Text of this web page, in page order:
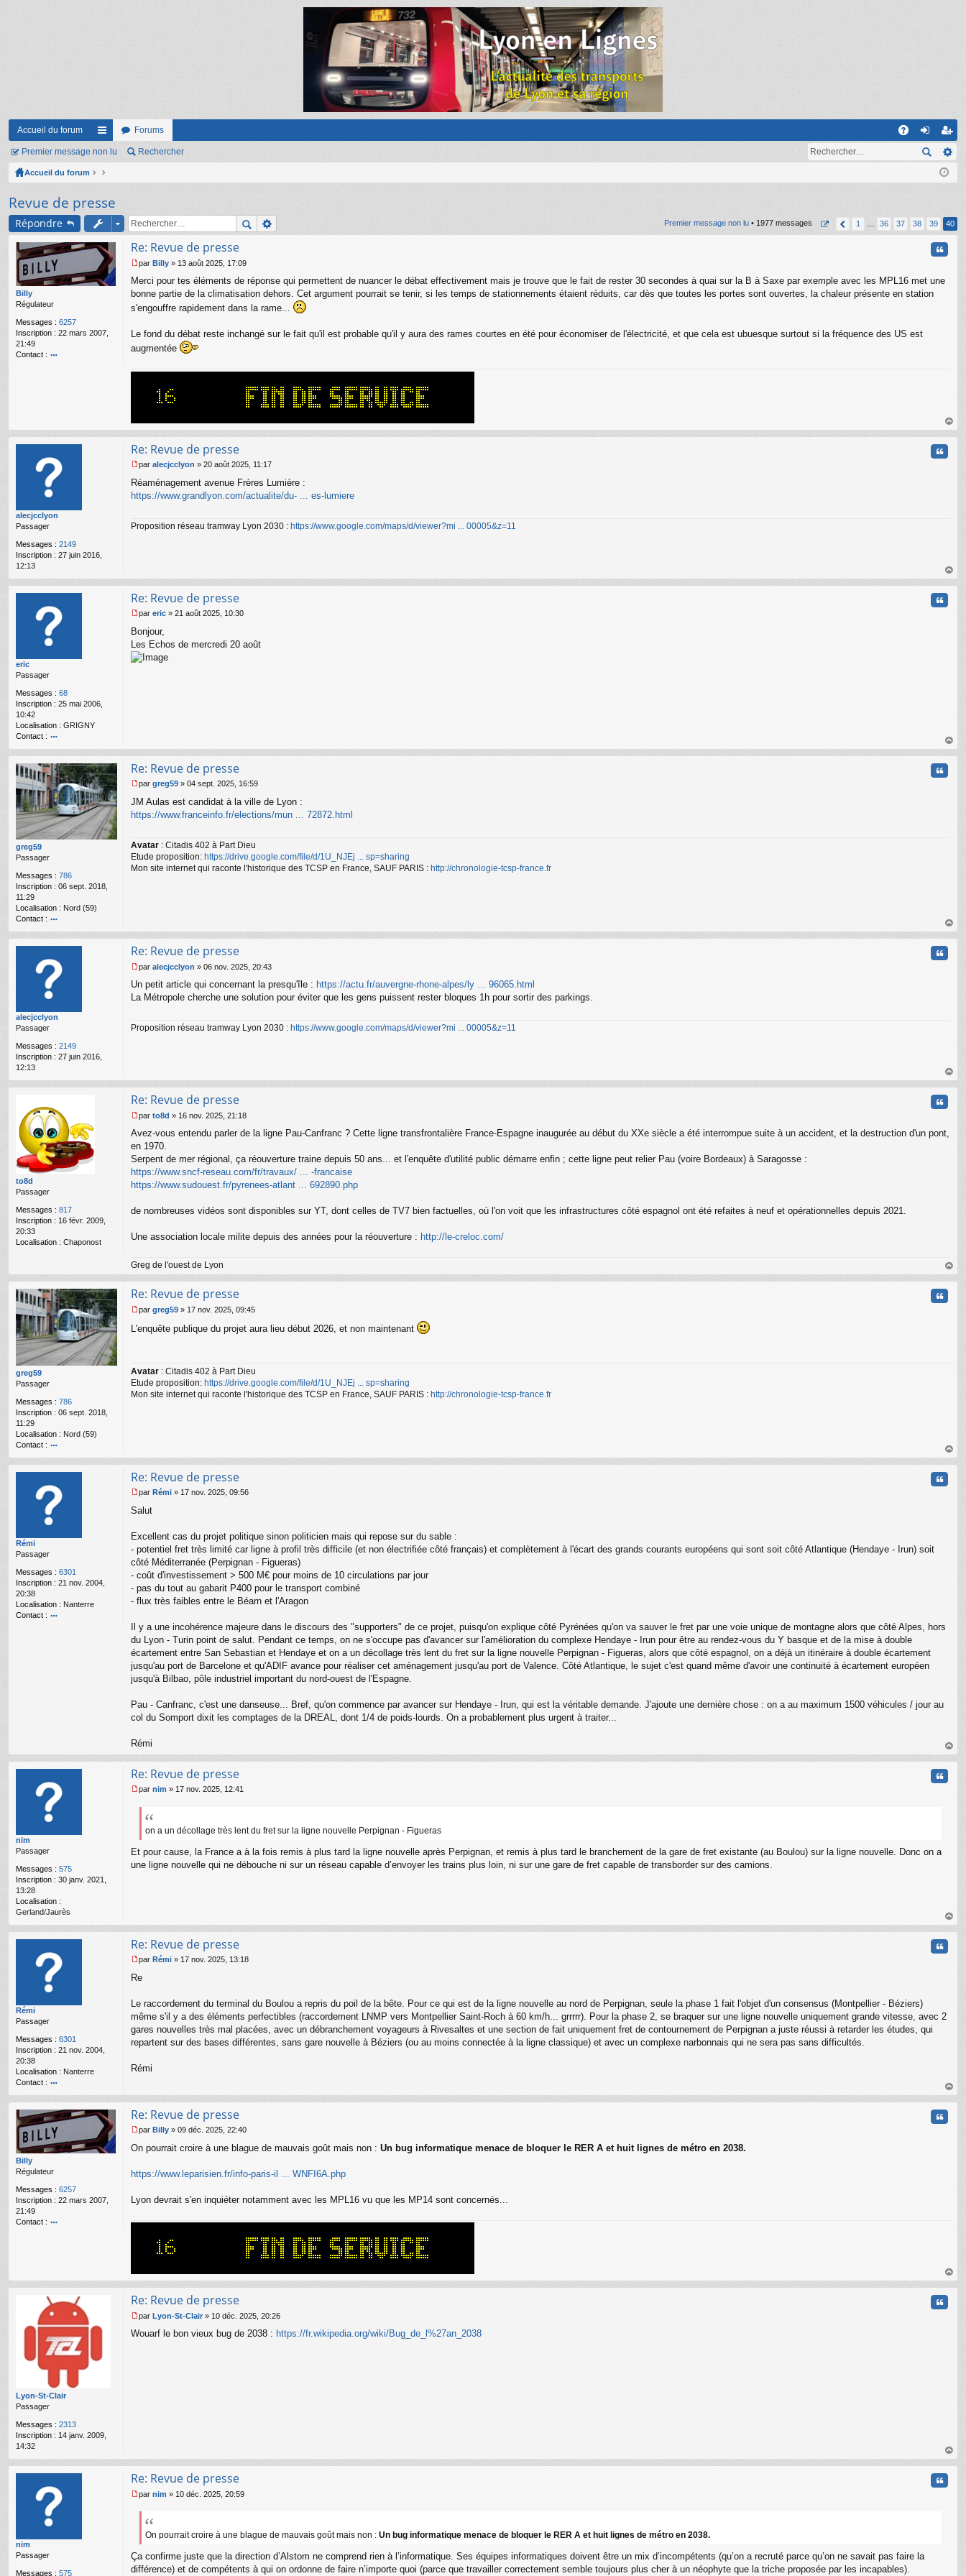
Accueil du forum
ac
co
ci
s
Forums
on
on
ns
cri
on
Premier message non lu Rechercher
Accueil du forum
Revue de presse
Répondre Premier message non lu • 1977 messages 1 36 37 38 39 40
Billy
Régulateur
Messages : 6257
Inscription : 22 mars 2007,
21:49
Contact :
lly
Re: Revue de presse
e
s
a
e
n
par Billy » 13 août 2025, 17:09
Merci pour tes éléments de réponse qui permettent de nuancer le débat effectivement mais je trouve que le fait de rester 30 secondes à quai sur la B à Saxe par exemple avec les MPL16 met une
bonne partie de la climatisation dehors. Cet argument pourrait se tenir, si les temps de stationnements étaient réduits, car dès que toutes les portes sont ouvertes, la chaleur présente en station
s'engouffre rapidement dans la rame...
Le fond du débat reste inchangé sur le fait qu'il est probable qu'il y aura des rames courtes en été pour économiser de l'électricité, et que cela est ubuesque surtout si la fréquence des US est
augmentée
au
alecjcclyon
Passager
Messages : 2149
Inscription : 27 juin 2016,
12:13
Re: Revue de presse
e
s
g
l
par alecjcclyon » 20 août 2025, 11:17
Réaménagement avenue Frères Lumière :
https://www.grandlyon.com/actualite/du- ... es-lumiere
Proposition réseau tramway Lyon 2030 : https://www.google.com/maps/d/viewer?mi ... 00005&z=11
au
eric
Passager
Messages : 68
Inscription : 25 mai 2006,
10:42
Localisation : GRIGNY
Contact :
o
nt
ac
te
r
er
ic
Re: Revue de presse
e
s
s
a
par eric » 21 août 2025, 10:30
Bonjour,
Les Echos de mercredi 20 août
au
greg59
Passager
Messages : 786
Inscription : 06 sept. 2018,
11:29
Localisation : Nord (59)
Contact :
o
nt
te
r
gr
e
59
Re: Revue de presse
e
s
g
e
n
par greg59 » 04 sept. 2025, 16:59
JM Aulas est candidat à la ville de Lyon :
https://www.franceinfo.fr/elections/mun ... 72872.html
Avatar : Citadis 402 à Part Dieu
Etude proposition: https://drive.google.com/file/d/1U_NJEj ... sp=sharing
Mon site internet qui raconte l'historique des TCSP en France, SAUF PARIS : http://chronologie-tcsp-france.fr
au
alecjcclyon
Passager
Messages : 2149
Inscription : 27 juin 2016,
12:13
Re: Revue de presse
e
s
g
l
par alecjcclyon » 06 nov. 2025, 20:43
Un petit article qui concernant la presqu'île : https://actu.fr/auvergne-rhone-alpes/ly ... 96065.html
La Métropole cherche une solution pour éviter que les gens puissent rester bloques 1h pour sortir des parkings.
Proposition réseau tramway Lyon 2030 : https://www.google.com/maps/d/viewer?mi ... 00005&z=11
au
to8d
Passager
Messages : 817
Inscription : 16 févr. 2009,
20:33
Localisation : Chaponost
Re: Revue de presse
e
s
s
g
e
o
u
par to8d » 16 nov. 2025, 21:18
Avez-vous entendu parler de la ligne Pau-Canfranc ? Cette ligne transfrontalière France-Espagne inaugurée au début du XXe siècle a été interrompue suite à un accident, et la destruction d'un pont,
en 1970.
Serpent de mer régional, ça réouverture traine depuis 50 ans... et l'enquête d'utilité public démarre enfin ; cette ligne peut relier Pau (voire Bordeaux) à Saragosse :
https://www.sncf-reseau.com/fr/travaux/ ... -francaise
https://www.sudouest.fr/pyrenees-atlant ... 692890.php
de nombreuses vidéos sont disponibles sur YT, dont celles de TV7 bien factuelles, où l'on voit que les infrastructures côté espagnol ont été refaites à neuf et opérationnelles depuis 2021.
Une association locale milite depuis des années pour la réouverture : http://le-creloc.com/
Greg de l'ouest de Lyon
au
greg59
Passager
Messages : 786
Inscription : 06 sept. 2018,
11:29
Localisation : Nord (59)
Contact :
o
nt
te
r
gr
e
Re: Revue de presse
e
g
e
n
par greg59 » 17 nov. 2025, 09:45
L'enquête publique du projet aura lieu début 2026, et non maintenant
Avatar : Citadis 402 à Part Dieu
Etude proposition: https://drive.google.com/file/d/1U_NJEj ... sp=sharing
Mon site internet qui raconte l'historique des TCSP en France, SAUF PARIS : http://chronologie-tcsp-france.fr
au
Rémi
Passager
Messages : 6301
Inscription : 21 nov. 2004,
20:38
Localisation : Nanterre
Contact :
Re: Revue de presse
e
g
e
n
o
n
par Rémi » 17 nov. 2025, 09:56
Salut
Excellent cas du projet politique sinon politicien mais qui repose sur du sable :
- potentiel fret très limité car ligne à profil très difficile (et non électrifiée côté français) et complètement à l'écart des grands courants européens qui sont soit côté Atlantique (Hendaye - Irun) soit
côté Méditerranée (Perpignan - Figueras)
- coût d'investissement > 500 M€ pour moins de 10 circulations par jour
- pas du tout au gabarit P400 pour le transport combiné
- flux très faibles entre le Béarn et l'Aragon
Il y a une incohérence majeure dans le discours des "supporters" de ce projet, puisqu'on explique côté Pyrénées qu'on va sauver le fret par une voie unique de montagne alors que côté Alpes, hors
du Lyon - Turin point de salut. Pendant ce temps, on ne s'occupe pas d'avancer sur l'amélioration du complexe Hendaye - Irun pour être au rendez-vous du Y basque et de la mise à double
écartement entre San Sebastian et Hendaye et on a un décollage très lent du fret sur la ligne nouvelle Perpignan - Figueras, alors que côté espagnol, on a déjà un itinéraire à double écartement
jusqu'au port de Barcelone et qu'ADIF avance pour réaliser cet aménagement jusqu'au port de Valence. Côté Atlantique, le sujet c'est quand même d'avoir une continuité à écartement européen
jusqu'à Bilbao, pôle industriel important du nord-ouest de l'Espagne.
Pau - Canfranc, c'est une danseuse... Bref, qu'on commence par avancer sur Hendaye - Irun, qui est la véritable demande. J'ajoute une dernière chose : on a au maximum 1500 véhicules / jour au
col du Somport dixit les comptages de la DREAL, dont 1/4 de poids-lourds. On a probablement plus urgent à traiter...
Rémi
au
nim
Passager
Messages : 575
Inscription : 30 janv. 2021,
13:28
Localisation :
Gerland/Jaurès
Re: Revue de presse
e
a
g
e
par nim » 17 nov. 2025, 12:41
on a un décollage très lent du fret sur la ligne nouvelle Perpignan - Figueras
Et pour cause, la France a à la fois remis à plus tard la ligne nouvelle après Perpignan, et remis à plus tard le branchement de la gare de fret existante (au Boulou) sur la ligne nouvelle. Donc on a
une ligne nouvelle qui ne débouche ni sur un réseau capable d’envoyer les trains plus loin, ni sur une gare de fret capable de transborder sur des camions.
au
Rémi
Passager
Messages : 6301
Inscription : 21 nov. 2004,
20:38
Localisation : Nanterre
Contact :
o
nt
ac
te
r
R
m
Re: Revue de presse
e
s
a
g
e
n
n
par Rémi » 17 nov. 2025, 13:18
Re
Le raccordement du terminal du Boulou a repris du poil de la bête. Pour ce qui est de la ligne nouvelle au nord de Perpignan, seule la phase 1 fait l'objet d'un consensus (Montpellier - Béziers)
même s'il y a des éléments perfectibles (raccordement LNMP vers Montpellier Saint-Roch à 60 km/h... grrrrr). Pour la phase 2, se braquer sur une ligne nouvelle uniquement grande vitesse, avec 2
gares nouvelles très mal placées, avec un débranchement voyageurs à Rivesaltes et une section de fait uniquement fret de contournement de Perpignan a juste réussi à retarder les études, qui
repartent sur des bases différentes, sans gare nouvelle à Béziers (ou au moins connectée à la ligne classique) et avec un complexe narbonnais qui ne sera pas sans difficultés.
Rémi
au
Billy
Régulateur
Messages : 6257
Inscription : 22 mars 2007,
21:49
Contact :
Bi
lly
Re: Revue de presse
e
s
a
e
o
par Billy » 09 déc. 2025, 22:40
On pourrait croire à une blague de mauvais goût mais non : Un bug informatique menace de bloquer le RER A et huit lignes de métro en 2038.
https://www.leparisien.fr/info-paris-il ... WNFI6A.php
Lyon devrait s'en inquiéter notamment avec les MPL16 vu que les MP14 sont concernés...
au
Lyon-St-Clair
Passager
Messages : 2313
Inscription : 14 janv. 2009,
14:32
Re: Revue de presse
e
par Lyon-St-Clair » 10 déc. 2025, 20:26
Wouarf le bon vieux bug de 2038 : https://fr.wikipedia.org/wiki/Bug_de_l%27an_2038
au
nim
Passager
Messages : 575
Re: Revue de presse
e
a
g
e
par nim » 10 déc. 2025, 20:59
On pourrait croire à une blague de mauvais goût mais non : Un bug informatique menace de bloquer le RER A et huit lignes de métro en 2038.
Ça confirme juste que la direction d’Alstom ne comprend rien à l’informatique. Ses équipes informatiques doivent être un mix d’incompétents (qu’on a recruté parce qu’on ne savait pas faire la
différence) et de compétents à qui on ordonne de faire n’importe quoi (parce que travailler correctement semble toujours plus cher à un néophyte que la triche proposée par les incapables).